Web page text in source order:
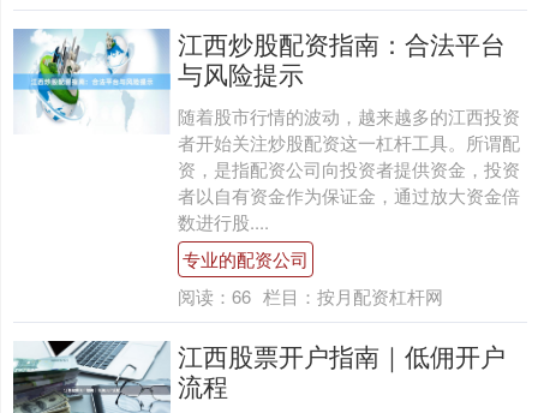
江西炒股配资指南：合法平台
与风险提示
随着股市行情的波动，越来越多的江西投资
者开始关注炒股配资这一杠杆工具。所谓配
资，是指配资公司向投资者提供资金，投资
者以自有资金作为保证金，通过放大资金倍
数进行股....
专业的配资公司
阅读： 66 栏目： 按月配资杠杆网
江西股票开户指南｜低佣开户
流程